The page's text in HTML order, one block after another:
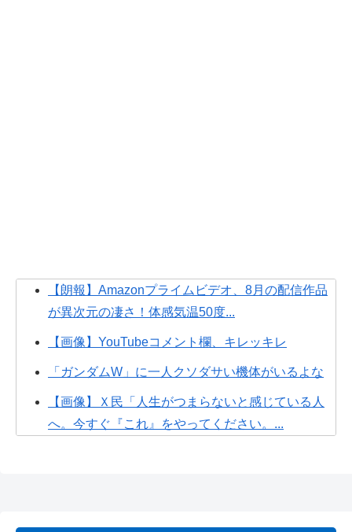
【朗報】Amazonプライムビデオ、8月の配信作品
が異次元の凄さ！体感気温50度...
【画像】YouTubeコメント欄、キレッキレ
「ガンダムW」に一人クソダサい機体がいるよな
【画像】Ｘ民「人生がつまらないと感じている人
へ。今すぐ『これ』をやってください。...
稿して叩かれるｗｗｗｗ